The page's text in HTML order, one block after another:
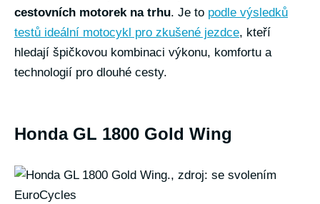
cestovních motorek na trhu. Je to podle výsledků
testů ideální motocykl pro zkušené jezdce, kteří
hledají špičkovou kombinaci výkonu, komfortu a
technologií pro dlouhé cesty.
Honda GL 1800 Gold Wing